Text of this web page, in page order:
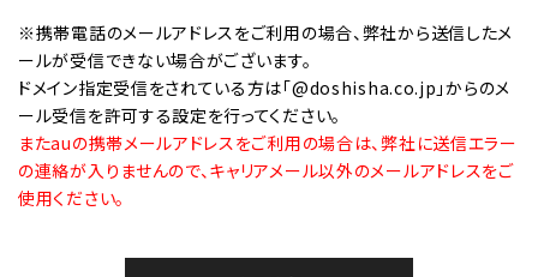
※携帯電話のメールアドレスをご利用の場合、弊社から送信したメ
ールが受信できない場合がございます。
ドメイン指定受信をされている方は「@doshisha.co.jp」からのメ
ール受信を許可する設定を行ってください。
またauの携帯メールアドレスをご利用の場合は、弊社に送信エラー
の連絡が入りませんので、キャリアメール以外のメールアドレスをご
使用ください。